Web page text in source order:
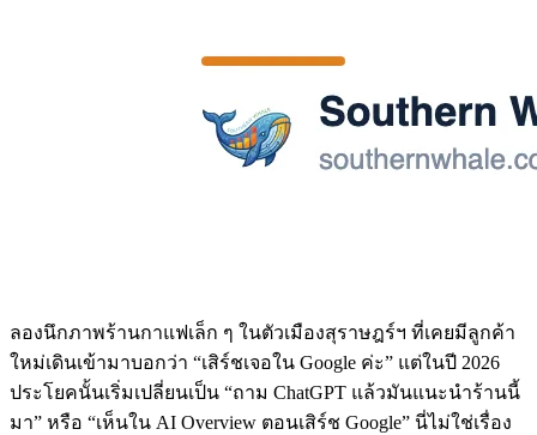
ลองนึกภาพร้านกาแฟเล็ก ๆ ในตัวเมืองสุราษฎร์ฯ ที่เคยมีลูกค้า
ใหม่เดินเข้ามาบอกว่า “เสิร์ชเจอใน Google ค่ะ” แต่ในปี 2026
ประโยคนั้นเริ่มเปลี่ยนเป็น “ถาม ChatGPT แล้วมันแนะนำร้านนี้
มา” หรือ “เห็นใน AI Overview ตอนเสิร์ช Google” นี่ไม่ใช่เรื่อง